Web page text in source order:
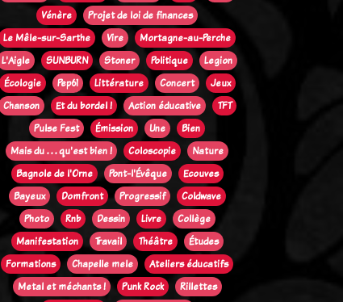
Vénère
Projet de loi de finances
Le Mêle-sur-Sarthe
Vire
Mortagne-au-Perche
L'Aigle
SUNBURN Stoner Politique
Legion
Écologie
Pep61 Littérature Concert
Jeux
Chanson
Et du bordel ! Action éducative
TFT
Pulse Fest
Émission Une
Bien
Mais du . . . qu'est bien !
Coloscopie
Nature
Bagnole de l'Orne
Pont-l'Évêque
Ecouves
Bayeux
Domfront Progressif
Coldwave
Photo
Rnb Dessin Livre
Collège
Manifestation
Travail Théâtre
Études
Formations
Chapelle mele
Ateliers éducatifs
Metal et méchants !
Punk Rock
Rillettes